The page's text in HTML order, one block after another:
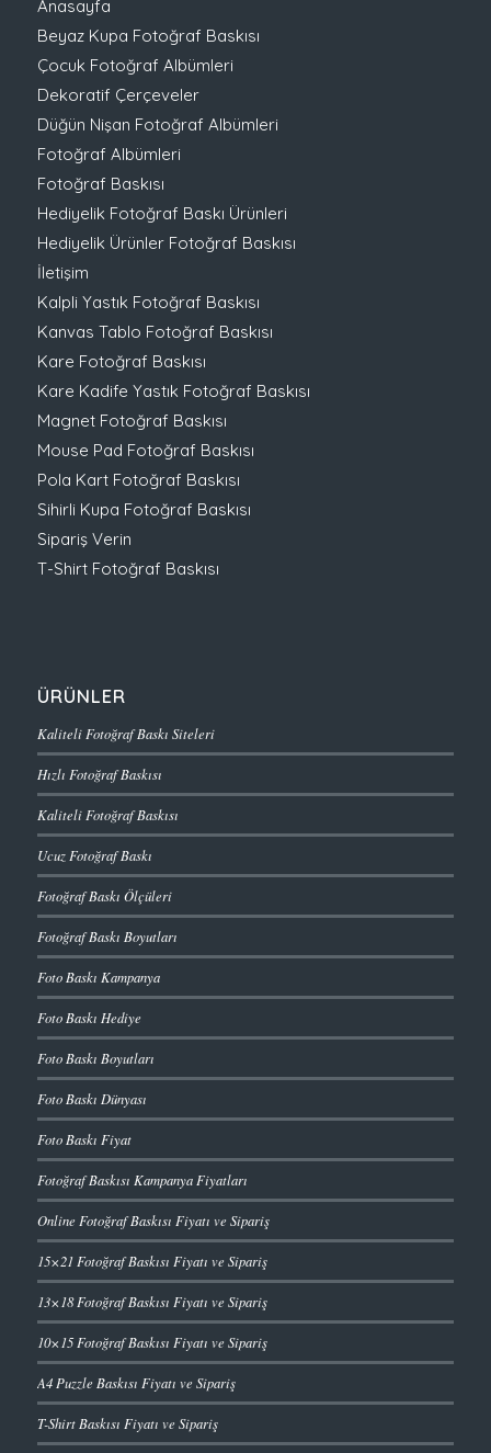
Anasayfa
Beyaz Kupa Fotoğraf Baskısı
Çocuk Fotoğraf Albümleri
Dekoratif Çerçeveler
Düğün Nişan Fotoğraf Albümleri
Fotoğraf Albümleri
Fotoğraf Baskısı
Hediyelik Fotoğraf Baskı Ürünleri
Hediyelik Ürünler Fotoğraf Baskısı
İletişim
Kalpli Yastık Fotoğraf Baskısı
Kanvas Tablo Fotoğraf Baskısı
Kare Fotoğraf Baskısı
Kare Kadife Yastık Fotoğraf Baskısı
Magnet Fotoğraf Baskısı
Mouse Pad Fotoğraf Baskısı
Pola Kart Fotoğraf Baskısı
Sihirli Kupa Fotoğraf Baskısı
Sipariş Verin
T-Shirt Fotoğraf Baskısı
ÜRÜNLER
Kaliteli Fotoğraf Baskı Siteleri
Hızlı Fotoğraf Baskısı
Kaliteli Fotoğraf Baskısı
Ucuz Fotoğraf Baskı
Fotoğraf Baskı Ölçüleri
Fotoğraf Baskı Boyutları
Foto Baskı Kampanya
Foto Baskı Hediye
Foto Baskı Boyutları
Foto Baskı Dünyası
Foto Baskı Fiyat
Fotoğraf Baskısı Kampanya Fiyatları
Online Fotoğraf Baskısı Fiyatı ve Sipariş
15×21 Fotoğraf Baskısı Fiyatı ve Sipariş
13×18 Fotoğraf Baskısı Fiyatı ve Sipariş
10×15 Fotoğraf Baskısı Fiyatı ve Sipariş
A4 Puzzle Baskısı Fiyatı ve Sipariş
T-Shirt Baskısı Fiyatı ve Sipariş